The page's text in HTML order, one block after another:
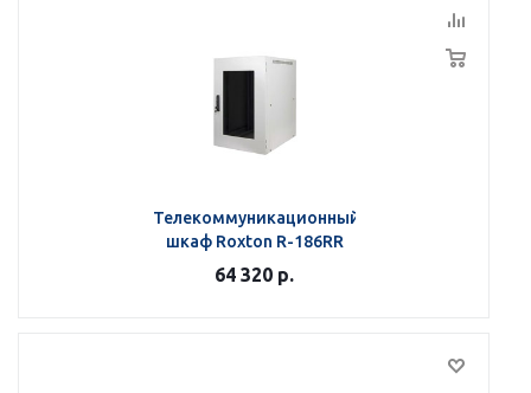
Телекоммуникационный
шкаф Roxton R-186RR
64 320 р.